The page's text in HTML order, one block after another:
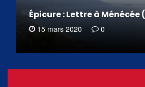
Épicure : Lettre à Ménécée
15 mars 2020 0